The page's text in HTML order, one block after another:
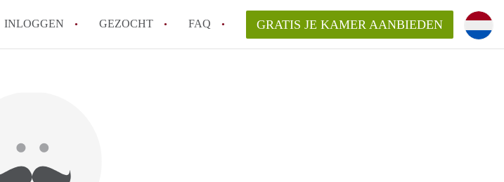
INLOGGEN GEZOCHT FAQ
Alle veelgestelde vragen
GRATIS JE KAMER AANBIEDEN